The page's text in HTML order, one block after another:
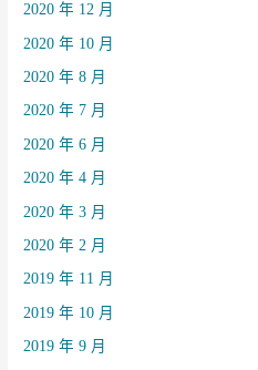
2020 年 12 月
2020 年 10 月
2020 年 8 月
2020 年 7 月
2020 年 6 月
2020 年 4 月
2020 年 3 月
2020 年 2 月
2019 年 11 月
2019 年 10 月
2019 年 9 月